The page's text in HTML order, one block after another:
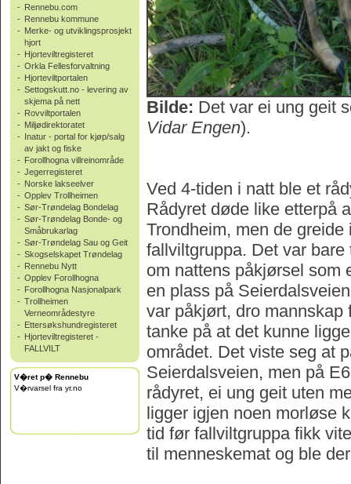
- Rennebu.com
- Rennebu kommune
- Merke- og utviklingsprosjekt
hjort
- Hjorteviltregisteret
- Orkla Fellesforvaltning
- Hjorteviltportalen
- Settogskutt.no - levering av
skjema på nett
- Rovviltportalen
- Miljødirektoratet
- Inatur - portal for kjøp/salg
av jakt og fiske
- Forollhogna villreinområde
- Jegerregisteret
- Norske lakseelver
- Opplev Trollheimen
- Sør-Trøndelag Bondelag
- Sør-Trøndelag Bonde- og
Småbrukarlag
- Sør-Trøndelag Sau og Geit
- Skogselskapet Trøndelag
- Rennebu Nytt
- Opplev Forollhogna
- Forollhogna Nasjonalpark
- Trollheimen
Verneområdestyre
- Ettersøkshundregisteret
- Hjorteviltregisteret -
FALLVILT
V�ret p� Rennebu
V�rvarsel fra yr.no
Bilde: Det var ei ung geit
Vidar Engen).
Ved 4-tiden i natt ble et
Rådyret døde like etterpå
Trondheim, men de
fallviltgruppa. Det var
om nattens påkjørsel som
en plass på
var påkjørt, dro mannskap
tanke på at det kunne
området. Det viste seg at
Seierdalsveien, men på
rådyret, ei ung geit uten
ligger igjen noen morløse
tid før fallviltgruppa fikk
til menneskemat og ble